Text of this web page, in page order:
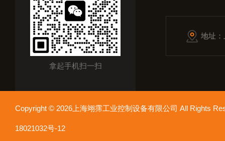
拿起手机扫一扫
地址
Copyright © 2026上海翊霈工业控制设备有限公司 All Rights
18021032号-12